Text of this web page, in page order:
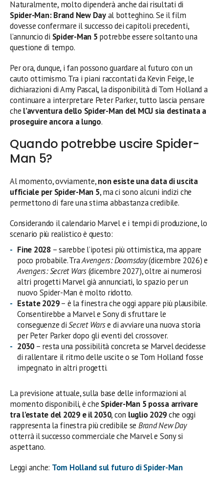
Naturalmente, molto dipenderà anche dai risultati di
Spider-Man: Brand New Dayal botteghino. Se il film
dovesse confermare il successo dei capitoli precedenti,
l’annuncio di Spider-Man 5 potrebbe essere soltanto una
questione di tempo.
Per ora, dunque, i fan possono guardare al futuro con un
cauto ottimismo. Tra i piani raccontati da Kevin Feige, le
dichiarazioni di Amy Pascal, la disponibilità di Tom Holland a
continuare a interpretare Peter Parker, tutto lascia pensare
che l’avventura dello Spider-Man del MCU sia destinata a
proseguire ancora a lungo.
Quando potrebbe uscire Spider-
Man 5?
Al momento, ovviamente,non esiste una data di uscita
ufficiale per Spider-Man 5, ma ci sono alcuni indizi che
permettono di fare una stima abbastanza credibile.
Considerando il calendario Marvel e i tempi di produzione, lo
scenario più realistico è questo:
Fine 2028– sarebbe l’ipotesi più ottimistica, ma appare
poco probabile. TraAvengers: Doomsday(dicembre 2026) e
Avengers: Secret Wars(dicembre 2027), oltre ai numerosi
altri progetti Marvel già annunciati, lo spazio per un
nuovo Spider-Man è molto ridotto.
Estate 2029– è la finestra che oggi appare più plausibile.
Consentirebbe a Marvel e Sony di sfruttare le
conseguenze diSecret Warse di avviare una nuova storia
per Peter Parker dopo gli eventi del crossover.
2030 – resta una possibilità concreta se Marvel decidesse
di rallentare il ritmo delle uscite o se Tom Holland fosse
impegnato in altri progetti.
La previsione attuale, sulla base delle informazioni al
momento disponibili, è che Spider-Man 5 possa arrivare
tra l’estate del 2029 e il 2030, con luglio 2029che oggi
rappresenta la finestra più credibile se Brand New Day
otterrà il successo commerciale che Marvel e Sony si
aspettano.
Leggi anche: Tom Holland sul futuro di Spider-Man